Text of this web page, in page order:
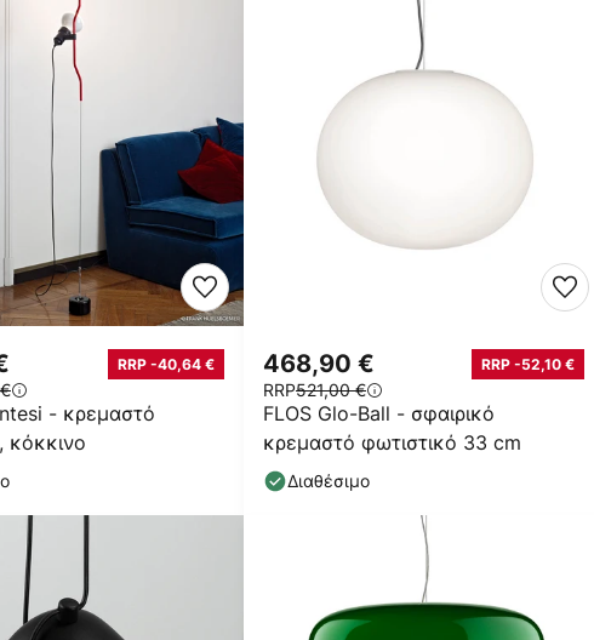
- κρεμαστό
κόκκινο
RRP -40,64 €
FLOS Glo-Ball - σφαιρικό
κρεμαστό φωτιστικό 33 cm
468,90 € RRP -52,10 €
RRP521,00 €
Διαθέσιμο